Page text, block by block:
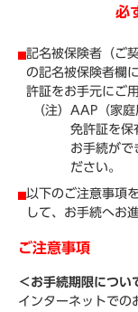
必
記名被保険者（ご
の記名被保険者欄
許証をお手元にご
（注） AAP（家庭
免許証を保
お手続がで
ださい。
以下のご注意事項
して、お手続へお
ご注意事項
＜お手続期限につい
インターネットでの